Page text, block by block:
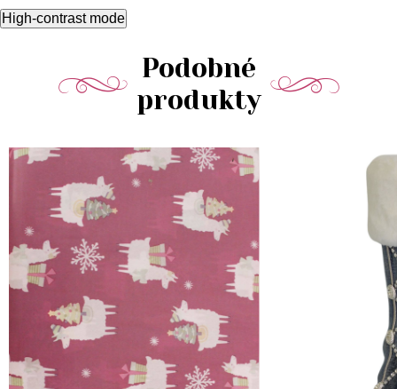
High-contrast mode
Podobné
produkty